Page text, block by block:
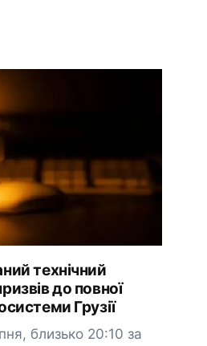
технічний
до повної
Грузії
близько 20:10 за